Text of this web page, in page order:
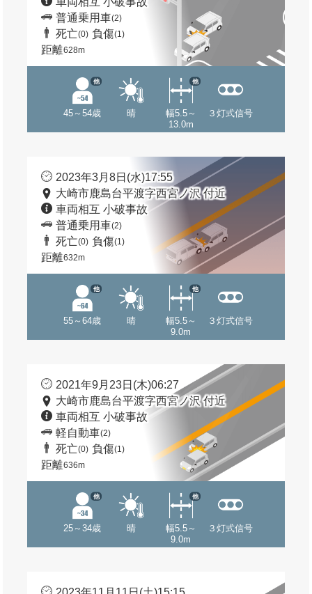
普通乗用車(2)
死亡(0) 負傷(1)
距離628m
45～54歳
他
晴
幅5.5～
13.0m
他
３灯式信号
2023年3月8日(水)17:55
大崎市鹿島台平渡字西宮ノ沢 付近
車両相互 小破事故
普通乗用車(2)
死亡(0) 負傷(1)
距離632m
55～64歳
他
晴
幅5.5～
9.0m
他
３灯式信号
2021年9月23日(木)06:27
大崎市鹿島台平渡字西宮ノ沢 付近
車両相互 小破事故
軽自動車(2)
死亡(0) 負傷(1)
距離636m
25～34歳
他
晴
幅5.5～
9.0m
他
３灯式信号